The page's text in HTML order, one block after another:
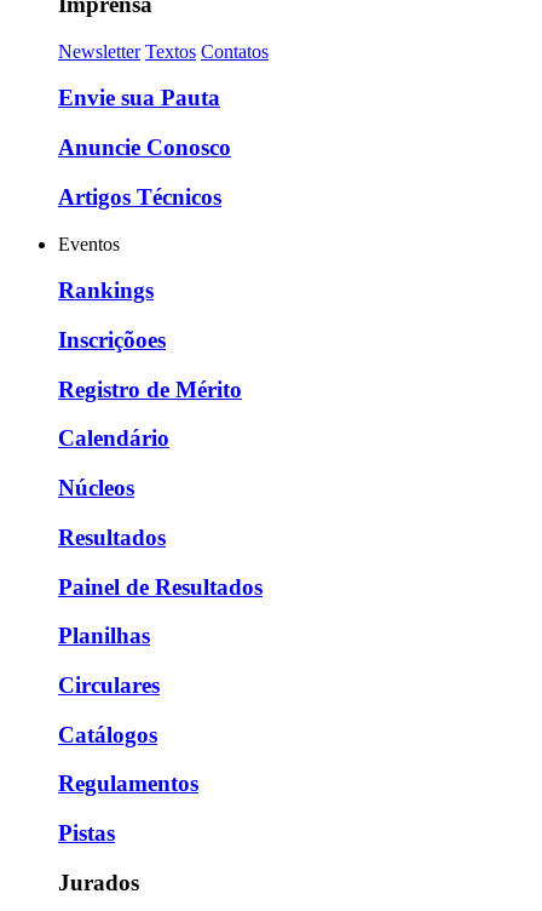
Newsletter Textos Contatos
Envie sua Pauta
Anuncie Conosco
Artigos Técnicos
Eventos
Rankings
Inscriçõoes
Registro de Mérito
Calendário
Núcleos
Resultados
Painel de Resultados
Planilhas
Circulares
Catálogos
Regulamentos
Pistas
Jurados